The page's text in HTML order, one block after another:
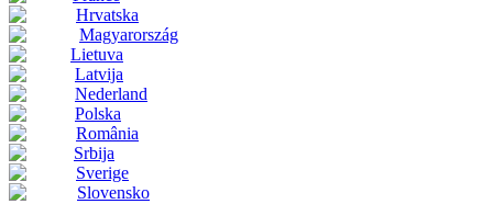
Hrvatska
Magyarország
Lietuva
Latvija
Nederland
Polska
România
Srbija
Sverige
Slovensko